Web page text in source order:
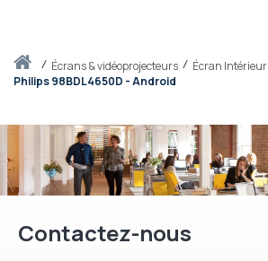
Accueilécrans & vidéoprojecteurs
Écran Intérieur
Philips 98BDL4650D - Android
Contactez-nous